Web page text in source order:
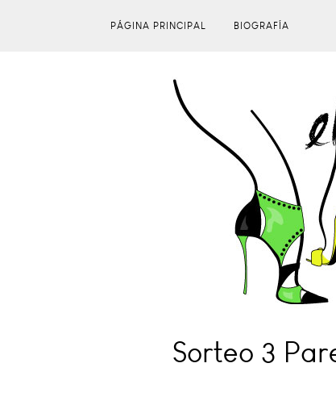
PÁGINA PRINCIPAL BIOGRAFÍA
Sorteo 3